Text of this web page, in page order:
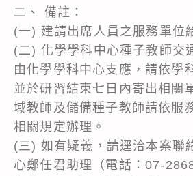
二、 備註：
(一) 建請出席人員之服務單位
(二) 化學學科中心種子教師交
由化學學科中心支應，請依學
並於研習結束七日內寄出相關
域教師及儲備種子教師請依服
相關規定辦理。
(三) 如有疑義，請逕洽本案聯
心鄭任君助理（電話：07-